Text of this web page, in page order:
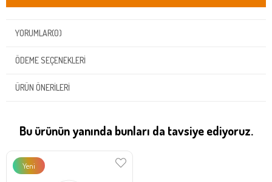
YORUMLAR(0)
ÖDEME SEÇENEKLERI
ÜRÜN ÖNERILERI
Bu ürünün yanında bunları da tavsiye ediyoruz.
Yeni